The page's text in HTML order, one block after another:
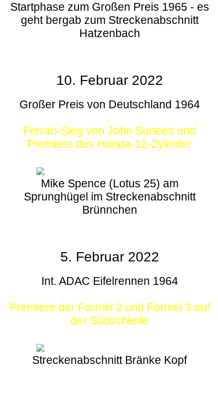
Startphase zum Großen Preis 1965 - es
geht bergab zum Streckenabschnitt
Hatzenbach
10. Februar 2022
Großer Preis von Deutschland 1964
Ferrari-Sieg von John Surtees und
Premiere des Honda-12-Zylinder
Mike Spence (Lotus 25) am
Sprunghügel im Streckenabschnitt
Brünnchen
5. Februar 2022
Int. ADAC Eifelrennen 1964
Premiere der Formel 2 und Formel 3 auf
der Südschleife
Streckenabschnitt Bränke Kopf